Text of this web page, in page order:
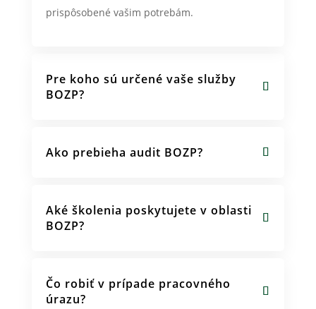
prispôsobené vašim potrebám.
Pre koho sú určené vaše služby
BOZP?
Ako prebieha audit BOZP?
Aké školenia poskytujete v oblasti
BOZP?
Čo robiť v prípade pracovného
úrazu?